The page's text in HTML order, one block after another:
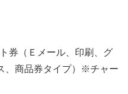
券（Ｅメール、印刷、グ
、商品券タイプ）※チャー